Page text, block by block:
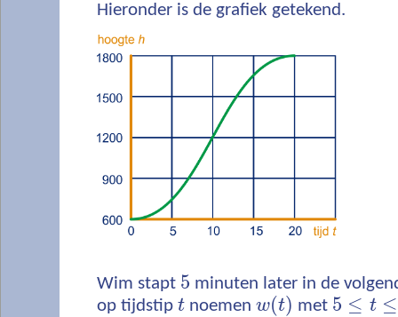
Hieronder is de grafiek getekend.
Wim stapt 5 minuten later in de
op tijdstip t noemen w(t) met 5 ≤ t ≤